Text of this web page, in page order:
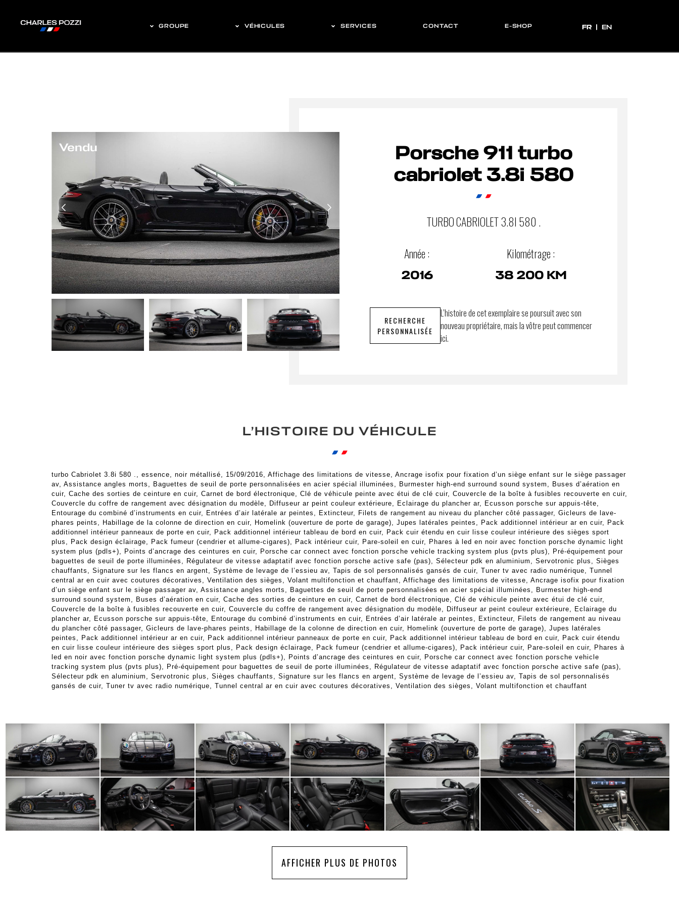
GROUPE VÉHICULES SERVICES CONTACT E-SHOP FR
FR EN
Vendu
Porsche 911 turbo
cabriolet 3.8i 580
TURBO CABRIOLET 3.8I 580 .
Année :
2016
Kilométrage :
38 200 KM
RECHERCHE
PERSONNALISÉE
L’histoire de cet exemplaire se poursuit avec son
nouveau propriétaire, mais la vôtre peut commencer
ici.
L’HISTOIRE DU VÉHICULE
turbo Cabriolet 3.8i 580 ., essence, noir métallisé, 15/09/2016, Affichage des limitations de vitesse, Ancrage isofix pour fixation d’un siège enfant sur le siège passager
av, Assistance angles morts, Baguettes de seuil de porte personnalisées en acier spécial illuminées, Burmester high-end surround sound system, Buses d’aération en
cuir, Cache des sorties de ceinture en cuir, Carnet de bord électronique, Clé de véhicule peinte avec étui de clé cuir, Couvercle de la boîte à fusibles recouverte en cuir,
Couvercle du coffre de rangement avec désignation du modèle, Diffuseur ar peint couleur extérieure, Eclairage du plancher ar, Ecusson porsche sur appuis-tête,
Entourage du combiné d’instruments en cuir, Entrées d’air latérale ar peintes, Extincteur, Filets de rangement au niveau du plancher côté passager, Gicleurs de lave-
phares peints, Habillage de la colonne de direction en cuir, Homelink (ouverture de porte de garage), Jupes latérales peintes, Pack additionnel intérieur ar en cuir, Pack
additionnel intérieur panneaux de porte en cuir, Pack additionnel intérieur tableau de bord en cuir, Pack cuir étendu en cuir lisse couleur intérieure des sièges sport
plus, Pack design éclairage, Pack fumeur (cendrier et allume-cigares), Pack intérieur cuir, Pare-soleil en cuir, Phares à led en noir avec fonction porsche dynamic light
system plus (pdls+), Points d’ancrage des ceintures en cuir, Porsche car connect avec fonction porsche vehicle tracking system plus (pvts plus), Pré-équipement pour
baguettes de seuil de porte illuminées, Régulateur de vitesse adaptatif avec fonction porsche active safe (pas), Sélecteur pdk en aluminium, Servotronic plus, Sièges
chauffants, Signature sur les flancs en argent, Système de levage de l’essieu av, Tapis de sol personnalisés gansés de cuir, Tuner tv avec radio numérique, Tunnel
central ar en cuir avec coutures décoratives, Ventilation des sièges, Volant multifonction et chauffant, Affichage des limitations de vitesse, Ancrage isofix pour fixation
d’un siège enfant sur le siège passager av, Assistance angles morts, Baguettes de seuil de porte personnalisées en acier spécial illuminées, Burmester high-end
surround sound system, Buses d’aération en cuir, Cache des sorties de ceinture en cuir, Carnet de bord électronique, Clé de véhicule peinte avec étui de clé cuir,
Couvercle de la boîte à fusibles recouverte en cuir, Couvercle du coffre de rangement avec désignation du modèle, Diffuseur ar peint couleur extérieure, Eclairage du
plancher ar, Ecusson porsche sur appuis-tête, Entourage du combiné d’instruments en cuir, Entrées d’air latérale ar peintes, Extincteur, Filets de rangement au niveau
du plancher côté passager, Gicleurs de lave-phares peints, Habillage de la colonne de direction en cuir, Homelink (ouverture de porte de garage), Jupes latérales
peintes, Pack additionnel intérieur ar en cuir, Pack additionnel intérieur panneaux de porte en cuir, Pack additionnel intérieur tableau de bord en cuir, Pack cuir étendu
en cuir lisse couleur intérieure des sièges sport plus, Pack design éclairage, Pack fumeur (cendrier et allume-cigares), Pack intérieur cuir, Pare-soleil en cuir, Phares à
led en noir avec fonction porsche dynamic light system plus (pdls+), Points d’ancrage des ceintures en cuir, Porsche car connect avec fonction porsche vehicle
tracking system plus (pvts plus), Pré-équipement pour baguettes de seuil de porte illuminées, Régulateur de vitesse adaptatif avec fonction porsche active safe (pas),
Sélecteur pdk en aluminium, Servotronic plus, Sièges chauffants, Signature sur les flancs en argent, Système de levage de l’essieu av, Tapis de sol personnalisés
gansés de cuir, Tuner tv avec radio numérique, Tunnel central ar en cuir avec coutures décoratives, Ventilation des sièges, Volant multifonction et chauffant
AFFICHER PLUS DE PHOTOS